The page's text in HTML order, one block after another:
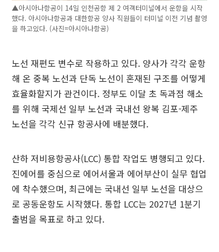
▲아시아나항공이 14일 인천공항 제 2 여객터미널에서 운항을 시작
했다. 아시아나항공과 대한항공 양사 직원들이 터미널 이전 기념 촬영
을 하고있다. (사진=아시아나항공)
노선 재편도 변수로 작용하고 있다. 양사가 각각 운항
해 온 중복 노선과 단독 노선이 혼재된 구조를 어떻게
효율화할지가 관건이다. 정부도 이달 초 독과점 해소
를 위해 국제선 일부 노선과 국내선 왕복 김포-제주
노선을 각각 신규 항공사에 배분했다.
산하 저비용항공사(LCC) 통합 작업도 병행되고 있다.
진에어를 중심으로 에어서울과 에어부산이 실무 협업
에 착수했으며, 최근에는 국내선 일부 노선을 대상으
로 공동운항도 시작했다. 통합 LCC는 2027년 1분기
출범을 목표로 하고 있다.